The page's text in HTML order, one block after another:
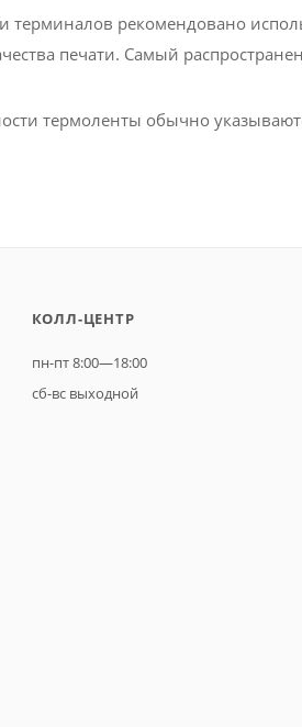
терминалов рекомендовано
печати. Самый
термоленты обычно
КОЛЛ-ЦЕНТР
пн-пт 8:00—18:00
сб-вс выходной